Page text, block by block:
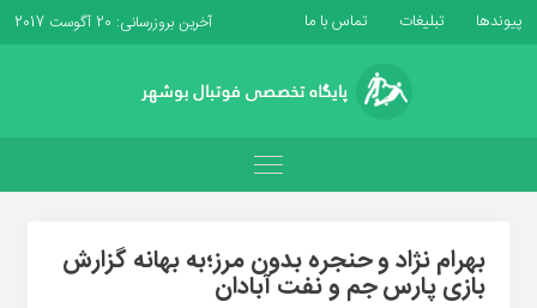
پیوندها تبلیغات تماس با ما آخرین بروزرسانی: 20 آگوست 2017
بهرام نژاد و حنجره بدون مرز؛به بهانه گزارش
بازی پارس جم و نفت آبادان